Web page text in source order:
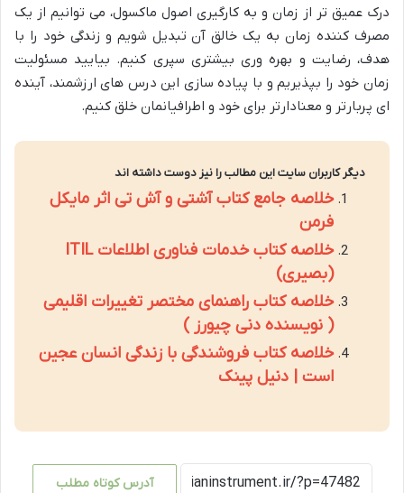
درک عمیق تر از زمان و به کارگیری اصول ماکسول، می توانیم از یک
مصرف کننده زمان به یک خالق آن تبدیل شویم و زندگی خود را با
هدف، رضایت و بهره وری بیشتری سپری کنیم. بیایید مسئولیت
زمان خود را بپذیریم و با پیاده سازی این درس های ارزشمند، آینده
ای پربارتر و معنادارتر برای خود و اطرافیانمان خلق کنیم.
دیگر کاربران سایت این مطالب را نیز دوست داشته اند
خلاصه جامع کتاب آشتی و آش تی اثر مایکل
فرمن
خلاصه کتاب خدمات فناوری اطلاعات ITIL
(بصیری)
خلاصه کتاب راهنمای مختصر تغییرات اقلیمی
( نویسنده دنی چیورز )
خلاصه کتاب فروشندگی با زندگی انسان عجین
است | دنیل پینک
آدرس کوتاه مطلب